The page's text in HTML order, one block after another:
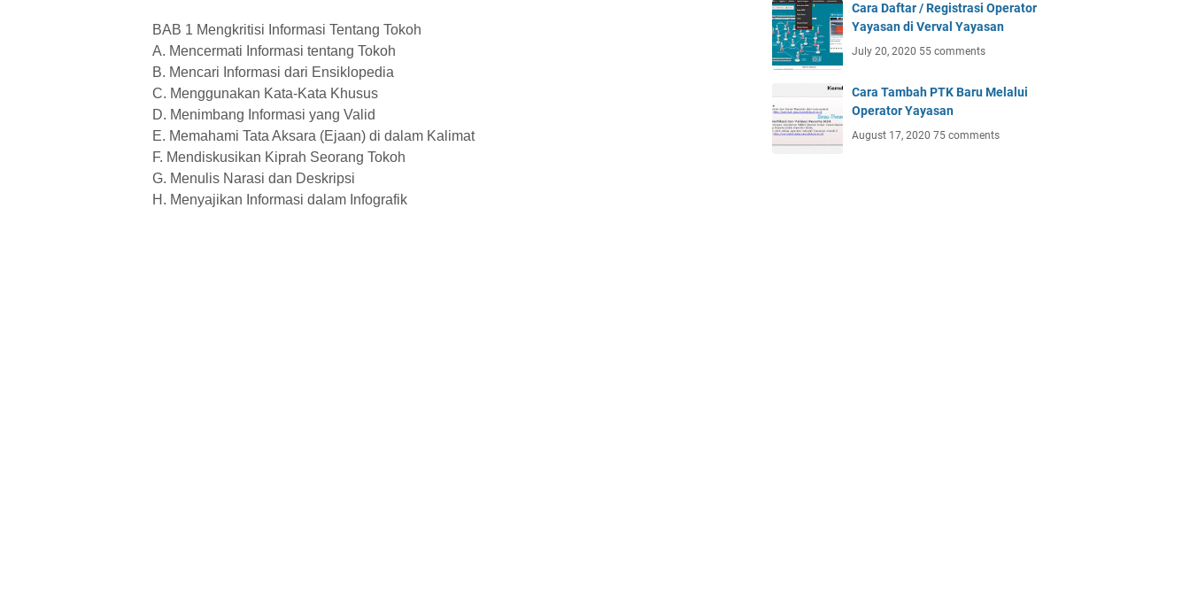
BAB 1 Mengkritisi Informasi Tentang Tokoh
A. Mencermati Informasi tentang Tokoh
B. Mencari Informasi dari Ensiklopedia
C. Menggunakan Kata-Kata Khusus
D. Menimbang Informasi yang Valid
E. Memahami Tata Aksara (Ejaan) di dalam Kalimat
F. Mendiskusikan Kiprah Seorang Tokoh
G. Menulis Narasi dan Deskripsi
H. Menyajikan Informasi dalam Infografik
Cara Daftar / Registrasi Operator
Yayasan di Verval Yayasan
July 20, 2020 55 comments
Cara Tambah PTK Baru Melalui
Operator Yayasan
August 17, 2020 75 comments